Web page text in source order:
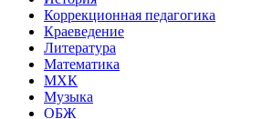
Коррекционная педагогика
Краеведение
Литература
Математика
МХК
Музыка
ОБЖ